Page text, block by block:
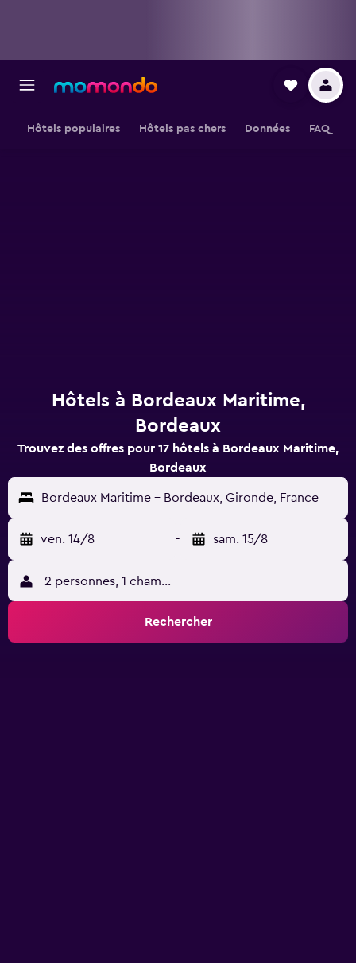
Hôtels populaires Hôtels pas chers Données FAQ
Hôtels à Bordeaux Maritime,
Bordeaux
Trouvez des offres pour 17 hôtels à Bordeaux Maritime,
Bordeaux
Bordeaux Maritime - Bordeaux, Gironde, France
ven. 14/8 - sam. 15/8
2 personnes, 1 chambre
Rechercher